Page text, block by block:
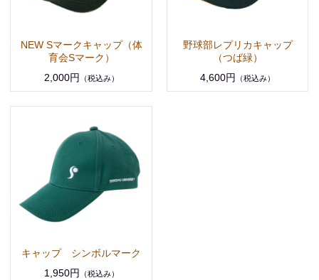
NEW Sマークキャップ（体
育会Sマーク）
2,000円
（税込み）
野球部レプリカキャップ
（つば緑）
4,600円
（税込み）
キャップ シンボルマーク
1,950円
（税込み）